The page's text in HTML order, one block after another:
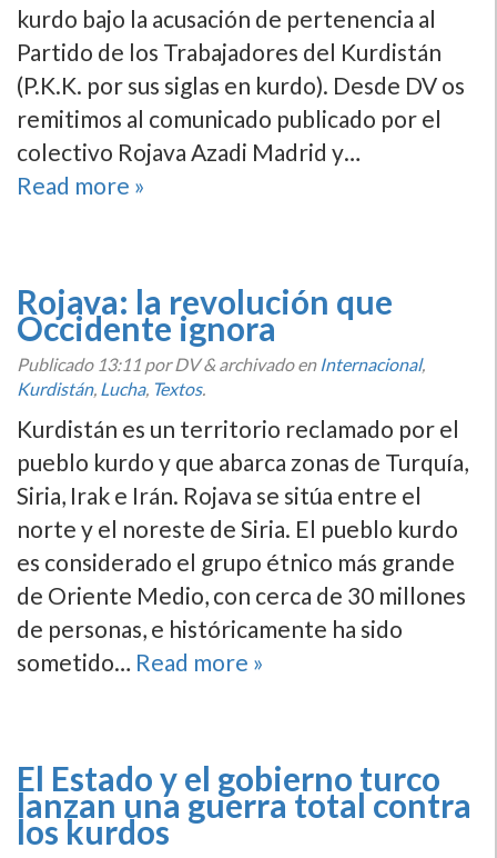
kurdo bajo la acusación de pertenencia al
Partido de los Trabajadores del Kurdistán
(P.K.K. por sus siglas en kurdo). Desde DV os
remitimos al comunicado publicado por el
colectivo Rojava Azadi Madrid y…
Read more »
Rojava: la revolución que
Occidente ignora
Publicado 13:11 por DV&archivado en Internacional,
Kurdistán, Lucha, Textos.
Kurdistán es un territorio reclamado por el
pueblo kurdo y que abarca zonas de Turquí­a,
Siria, Irak e Irán. Rojava se sitúa entre el
norte y el noreste de Siria. El pueblo kurdo
es considerado el grupo étnico más grande
de Oriente Medio, con cerca de 30 millones
de personas, e históricamente ha sido
sometido… Read more »
El Estado y el gobierno turco
lanzan una guerra total contra
los kurdos